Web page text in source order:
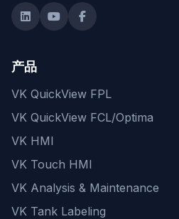
产品
VK QuickView FPL
VK QuickView FCL/Optima
VK HMI
VK Touch HMI
VK Analysis & Maintenance
VK Tank Labeling